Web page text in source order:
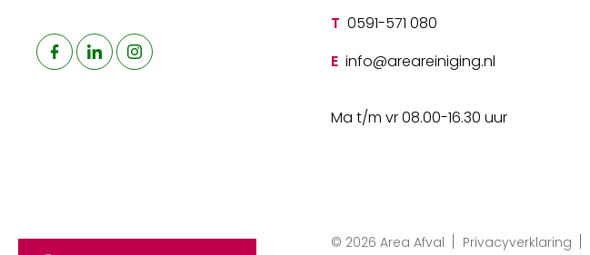
T 0591-571 080
E info@areareiniging.nl
Ma t/m vr 08.00-16.30 uur
© 2026 Area Afval Privacyverklaring